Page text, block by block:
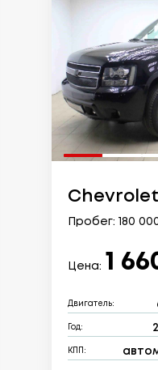
Chevrolet
Пробег: 180
Цена: 1
Двигатель:
Год:
КПП: